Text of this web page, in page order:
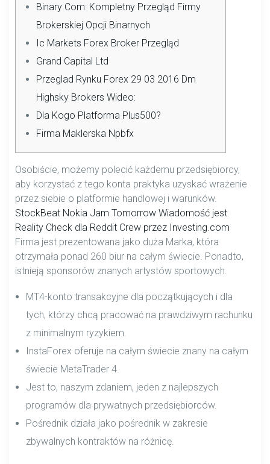
Binary Com: Kompletny Przegląd Firmy
Brokerskiej Opcji Binarnych
Ic Markets Forex Broker Przegląd
Grand Capital Ltd
Przeglad Rynku Forex 29 03 2016 Dm
Highsky Brokers Wideo:
Dla Kogo Platforma Plus500?
Firma Maklerska Npbfx
Osobiście, możemy polecić każdemu przedsiębiorcy,
aby korzystać z tego konta praktyka uzyskać wrażenie
przez siebie o platformie handlowej i warunków.
StockBeat Nokia Jam Tomorrow Wiadomość jest
Reality Check dla Reddit Crew przez Investing.com
Firma jest prezentowana jako duża Marka, która
otrzymała ponad 260 biur na całym świecie. Ponadto,
istnieją sponsorów znanych artystów sportowych.
MT4-konto transakcyjne dla początkujących i dla
tych, którzy chcą pracować na prawdziwym rachunku
z minimalnym ryzykiem.
InstaForex oferuje na całym świecie znany na całym
świecie MetaTrader 4.
Jest to, naszym zdaniem, jeden z najlepszych
programów dla prywatnych przedsiębiorców.
Pośrednik działa jako pośrednik w zakresie
zbywalnych kontraktów na różnicę.